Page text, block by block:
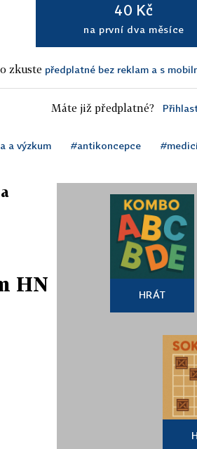
40 Kč
na první dva měsíce
zkuste předplatné bez reklam a s
Máte již předplatné?
a výzkum #antikoncepce
HN
HRÁT